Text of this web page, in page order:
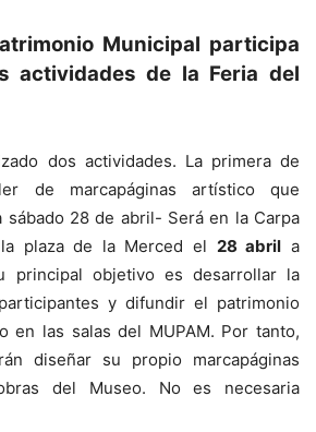
Municipal participa
actividades de la Feria del
dos actividades. La primera de
de marcapáginas artístico que
sábado 28 de abril- Será en la Carpa
plaza de la Merced el 28 abril a
principal objetivo es desarrollar la
y difundir el patrimonio
en las salas del MUPAM. Por tanto,
diseñar su propio marcapáginas
del Museo. No es necesaria